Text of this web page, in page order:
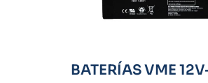
BATERÍAS VME